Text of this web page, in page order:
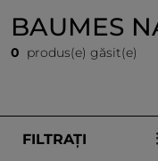
BAUMES
0 produs(e) găsit(e)
FILTRAȚI